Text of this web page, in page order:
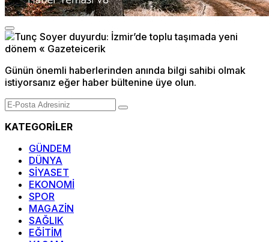
Günün önemli haberlerinden anında bilgi sahibi olmak
istiyorsanız eğer haber bültenine üye olun.
KATEGORİLER
GÜNDEM
DÜNYA
SİYASET
EKONOMİ
SPOR
MAGAZİN
SAĞLIK
EĞİTİM